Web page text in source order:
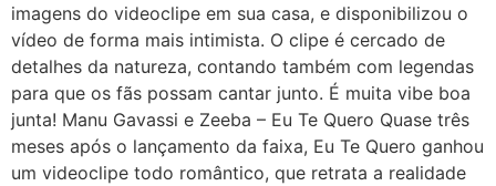
imagens do videoclipe em sua casa, e disponibilizou o
vídeo de forma mais intimista. O clipe é cercado de
detalhes da natureza, contando também com legendas
para que os fãs possam cantar junto. É muita vibe boa
junta! Manu Gavassi e Zeeba – Eu Te Quero Quase três
meses após o lançamento da faixa, Eu Te Quero ganhou
um videoclipe todo romântico, que retrata a realidade